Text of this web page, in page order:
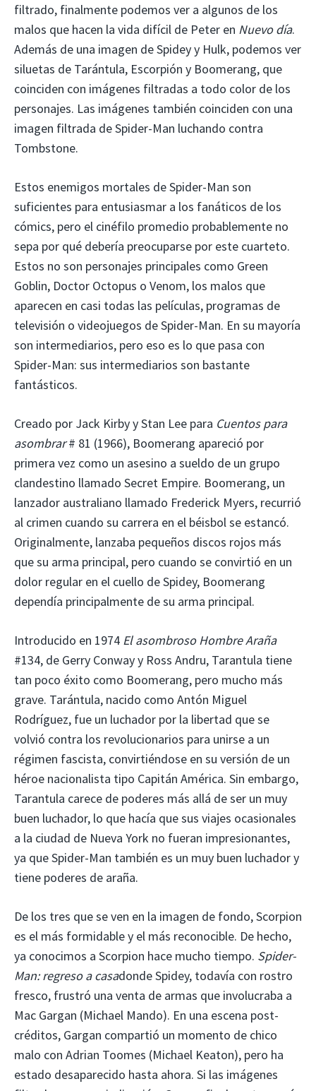
filtrado, finalmente podemos ver a algunos de los
malos que hacen la vida difícil de Peter en Nuevo día.
Además de una imagen de Spidey y Hulk, podemos ver
siluetas de Tarántula, Escorpión y Boomerang, que
coinciden con imágenes filtradas a todo color de los
personajes. Las imágenes también coinciden con una
imagen filtrada de Spider-Man luchando contra
Tombstone.
Estos enemigos mortales de Spider-Man son
suficientes para entusiasmar a los fanáticos de los
cómics, pero el cinéfilo promedio probablemente no
sepa por qué debería preocuparse por este cuarteto.
Estos no son personajes principales como Green
Goblin, Doctor Octopus o Venom, los malos que
aparecen en casi todas las películas, programas de
televisión o videojuegos de Spider-Man. En su mayoría
son intermediarios, pero eso es lo que pasa con
Spider-Man: sus intermediarios son bastante
fantásticos.
Creado por Jack Kirby y Stan Lee para Cuentos para
asombrar# 81 (1966), Boomerang apareció por
primera vez como un asesino a sueldo de un grupo
clandestino llamado Secret Empire. Boomerang, un
lanzador australiano llamado Frederick Myers, recurrió
al crimen cuando su carrera en el béisbol se estancó.
Originalmente, lanzaba pequeños discos rojos más
que su arma principal, pero cuando se convirtió en un
dolor regular en el cuello de Spidey, Boomerang
dependía principalmente de su arma principal.
Introducido en 1974 El asombroso Hombre Araña
#134, de Gerry Conway y Ross Andru, Tarantula tiene
tan poco éxito como Boomerang, pero mucho más
grave. Tarántula, nacido como Antón Miguel
Rodríguez, fue un luchador por la libertad que se
volvió contra los revolucionarios para unirse a un
régimen fascista, convirtiéndose en su versión de un
héroe nacionalista tipo Capitán América. Sin embargo,
Tarantula carece de poderes más allá de ser un muy
buen luchador, lo que hacía que sus viajes ocasionales
a la ciudad de Nueva York no fueran impresionantes,
ya que Spider-Man también es un muy buen luchador y
tiene poderes de araña.
De los tres que se ven en la imagen de fondo, Scorpion
es el más formidable y el más reconocible. De hecho,
ya conocimos a Scorpion hace mucho tiempo. Spider-
Man: regreso a casadonde Spidey, todavía con rostro
fresco, frustró una venta de armas que involucraba a
Mac Gargan (Michael Mando). En una escena post-
créditos, Gargan compartió un momento de chico
malo con Adrian Toomes (Michael Keaton), pero ha
estado desaparecido hasta ahora. Si las imágenes